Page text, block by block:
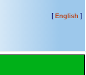
[English ]